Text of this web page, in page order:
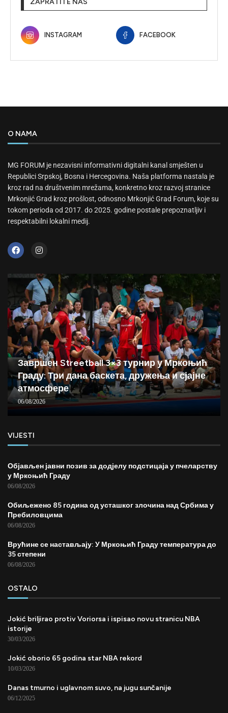
INSTAGRAM FACEBOOK
O NAMA
MG FORUM je nezavisni informativni digitalni kanal smješten u
Republici Srpskoj, Bosna i Hercegovina. Naša platforma nastala je
kroz rad na društvenim mrežama, konkretno kroz razvoj stranice
Mrkonjić Grad kroz prošlost, odnosno Mrkonjić Grad Forum, koje su
tokom perioda od 2017. do 2025. godine postale prepoznatljiv i
respektabilni lokalni medij.
Завршен Streetball 3×3 турнир у Мркоњић
Граду: Три дана баскета, дружења и сјајне
атмосфере
06/08/2026
VIJESTI
Објављен јавни позив за додјелу подстицаја у пчеларству
у Мркоњић Граду
06/08/2026
Обиљежено 85 година од усташког злочина над Србима у
Пребиловцима
06/08/2026
Врућине се настављају: У Мркоњић Граду температура до
35 степени
06/08/2026
OSTALO
Jokić briljirao protiv Voriorsa i ispisao novu stranicu NBA
istorije
30/03/2026
Jokić oborio 65 godina star NBA rekord
10/03/2026
Danas tmurno i uglavnom suvo, na jugu sunčanije
06/12/2025